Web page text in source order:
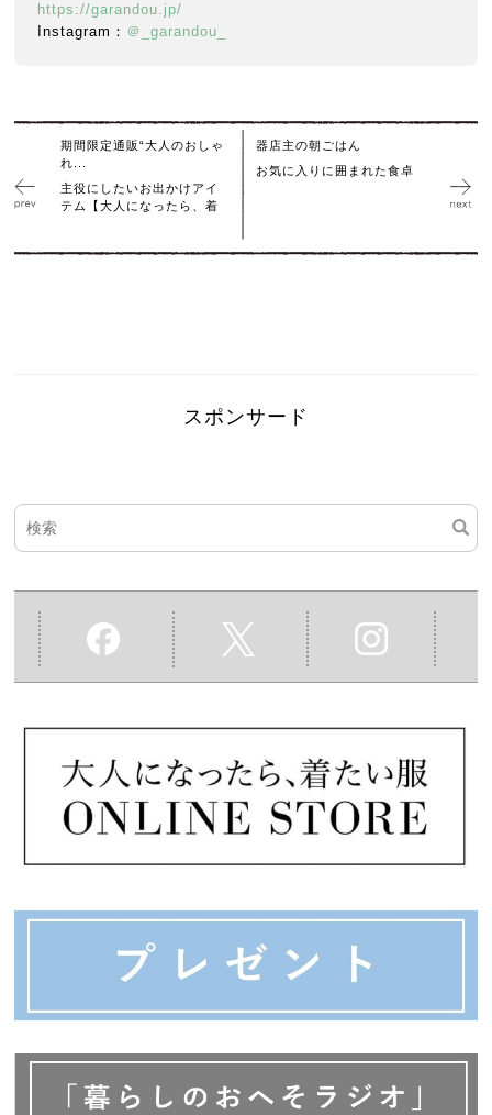
https://garandou.jp/
Instagram： ＠_garandou_
期間限定通販“大人のおしゃ
れ...
主役にしたいお出かけアイ
テム【大人になったら、着
器店主の朝ごはん
お気に入りに囲まれた食卓
スポンサード